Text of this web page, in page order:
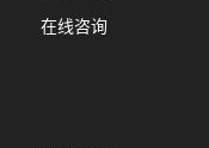
在线咨询